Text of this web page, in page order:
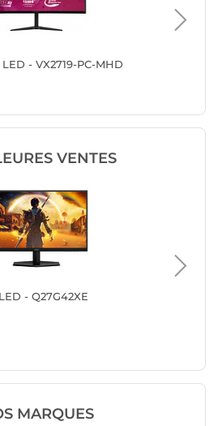
- VX2719-PC-MHD
VENTES
- Q27G42XE
MARQUES